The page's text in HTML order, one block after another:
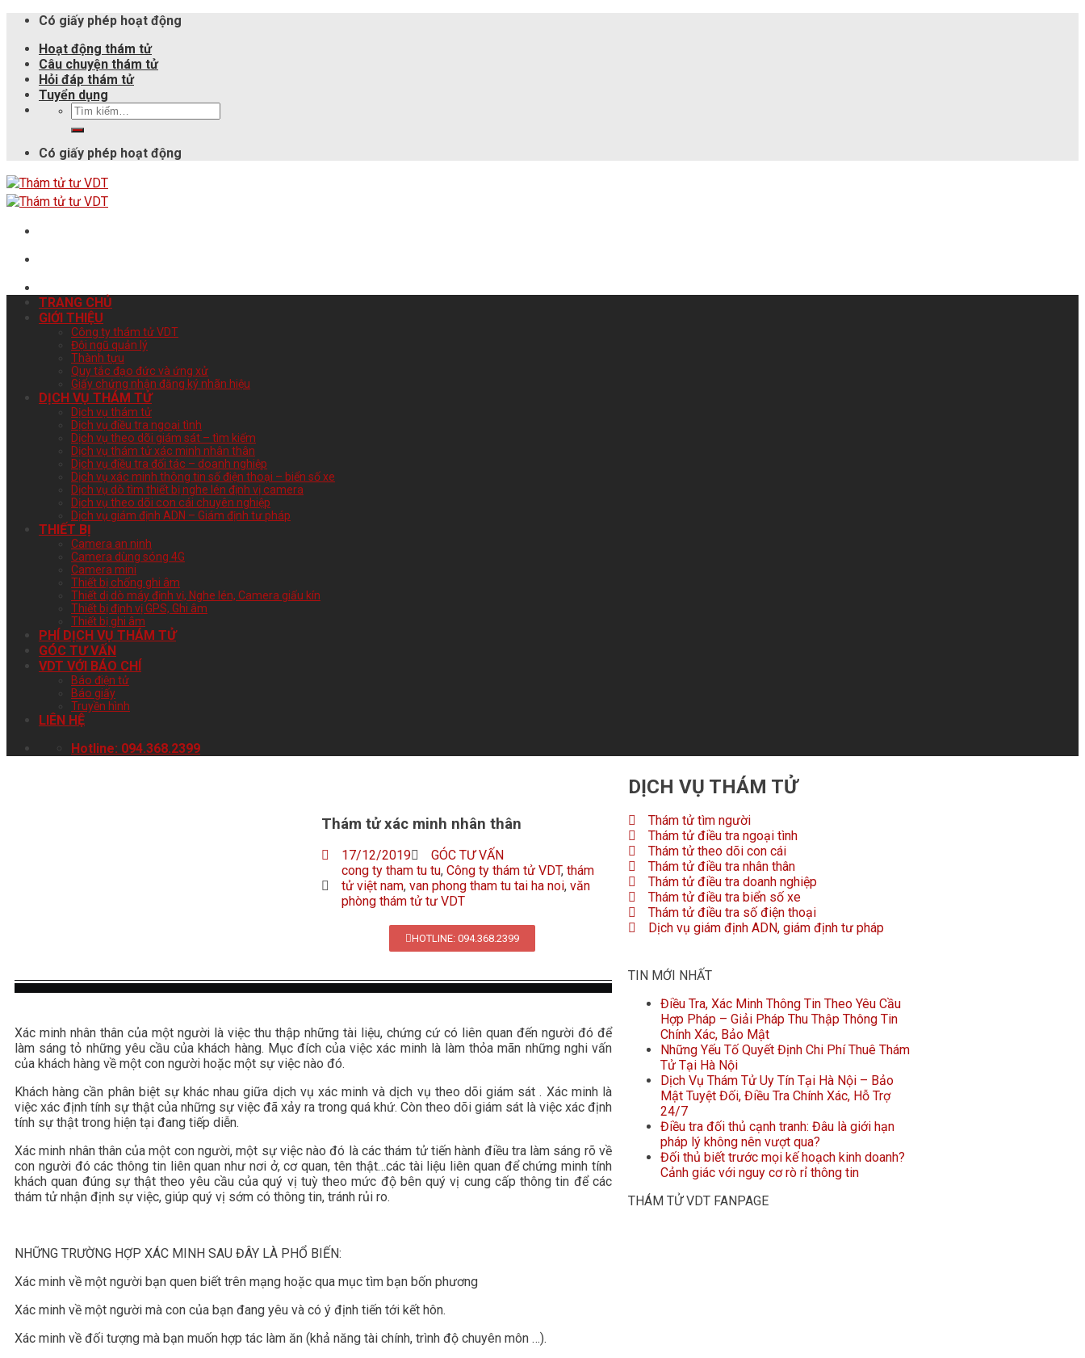
Có giấy phép hoạt động
Hoạt động thám tử
Câu chuyện thám tử
Hỏi đáp thám tử
Tuyển dụng
Có giấy phép hoạt động
TRANG CHỦ
GIỚI THIỆU
Công ty thám tử VDT
Đội ngũ quản lý
Thành tựu
Quy tắc đạo đức và ứng xử
Giấy chứng nhận đăng ký nhãn hiệu
DỊCH VỤ THÁM TỬ
Dịch vụ thám tử
Dịch vụ điều tra ngoại tình
Dịch vụ theo dõi giám sát – tìm kiếm
Dịch vụ thám tử xác minh nhân thân
Dịch vụ điều tra đối tác – doanh nghiệp
Dịch vụ xác minh thông tin số điện thoại – biển số xe
Dịch vụ dò tìm thiết bị nghe lén định vị camera
Dịch vụ theo dõi con cái chuyên nghiệp
Dịch vụ giám định ADN – Giám định tư pháp
THIẾT BỊ
Camera an ninh
Camera dùng sóng 4G
Camera mini
Thiết bị chống ghi âm
Thiết dị dò máy định vị, Nghe lén, Camera giấu kín
Thiết bị định vị GPS, Ghi âm
Thiết bị ghi âm
PHÍ DỊCH VỤ THÁM TỬ
GÓC TƯ VẤN
VDT VỚI BÁO CHÍ
Báo điện tử
Báo giấy
Truyền hình
LIÊN HỆ
Hotline: 094.368.2399
Thám tử xác minh nhân thân
17/12/2019
GÓC TƯ VẤN
cong ty tham tu tu, Công ty thám tử VDT, thám
tử việt nam, van phong tham tu tai ha noi, văn
phòng thám tử tư VDT
HOTLINE: 094.368.2399
Xác minh nhân thân của một người là việc thu thập những tài liệu, chứng cứ có liên quan đến người đó để
làm sáng tỏ những yêu cầu của khách hàng. Mục đích của việc xác minh là làm thỏa mãn những nghi vấn
của khách hàng về một con người hoặc một sự việc nào đó.
Khách hàng cần phân biệt sự khác nhau giữa dịch vụ xác minh và dịch vụ theo dõi giám sát . Xác minh là
việc xác định tính sự thật của những sự việc đã xảy ra trong quá khứ. Còn theo dõi giám sát là việc xác định
tính sự thật trong hiện tại đang tiếp diễn.
Xác minh nhân thân của một con người, một sự việc nào đó là các thám tử tiến hành điều tra làm sáng rõ về
con người đó các thông tin liên quan như nơi ở, cơ quan, tên thật…các tài liệu liên quan để chứng minh tính
khách quan đúng sự thật theo yêu cầu của quý vị tuỳ theo mức độ bên quý vị cung cấp thông tin để các
thám tử nhận định sự việc, giúp quý vị sớm có thông tin, tránh rủi ro.
NHỮNG TRƯỜNG HỢP XÁC MINH SAU ĐÂY LÀ PHỔ BIẾN:
Xác minh về một người bạn quen biết trên mạng hoặc qua mục tìm bạn bốn phương
Xác minh về một người mà con của bạn đang yêu và có ý định tiến tới kết hôn.
Xác minh về đối tượng mà bạn muốn hợp tác làm ăn (khả năng tài chính, trình độ chuyên môn …).
DỊCH VỤ THÁM TỬ
Thám tử tìm người
Thám tử điều tra ngoại tình
Thám tử theo dõi con cái
Thám tử điều tra nhân thân
Thám tử điều tra doanh nghiệp
Thám tử điều tra biển số xe
Thám tử điều tra số điện thoại
Dịch vụ giám định ADN, giám định tư pháp
TIN MỚI NHẤT
Điều Tra, Xác Minh Thông Tin Theo Yêu Cầu
Hợp Pháp – Giải Pháp Thu Thập Thông Tin
Chính Xác, Bảo Mật
Những Yếu Tố Quyết Định Chi Phí Thuê Thám
Tử Tại Hà Nội
Dịch Vụ Thám Tử Uy Tín Tại Hà Nội – Bảo
Mật Tuyệt Đối, Điều Tra Chính Xác, Hỗ Trợ
24/7
Điều tra đối thủ cạnh tranh: Đâu là giới hạn
pháp lý không nên vượt qua?
Đối thủ biết trước mọi kế hoạch kinh doanh?
Cảnh giác với nguy cơ rò rỉ thông tin
THÁM TỬ VDT FANPAGE